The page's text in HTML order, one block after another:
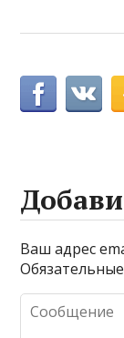
Ваш адрес